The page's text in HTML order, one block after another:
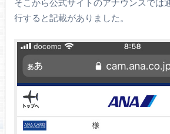
そこから公式サイトのアナウンスでは
行すると記載がありました。